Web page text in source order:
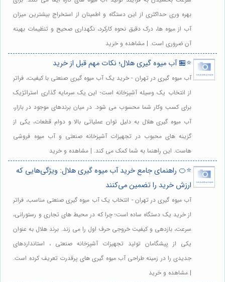
بهره وری حداکثری از این دستگاه و اطمینان از استخراج بیشترین میزان
آب از میوه ها، درک دقیق نحوه کارکرد، نگهداری صحیح و تنظیمات بهینه
آن ضروری است. | مشاهده و خرید
⭐️🏪 آب میوه گیری هلال؛ نکات مهم قبل از خرید
آب میوه گیری در تهران - خرید یک آب میوه گیری صنعتی با کیفیت، فراتر
از انتخاب یک وسیله آشپزخانه است؛ این یک سرمایه گذاری استراتژیک
برای کسب وکار شما محسوب می شود. در میان برندهای موجود در بازار،
آب میوه گیری هلال به دلیل توان عملیاتی بالا و دوام قطعات، یکی از
گزینه های محبوب در تجهیزات آشپزخانه صنعتی و آب میوه فروشی
هاست. این راهنما به شما کمک می کند. | مشاهده و خرید
⭐️🍊 راهنمای جامع خرید آب میوه گیری هلال: ویژگی‌هایی که
ارزش خرید را تضمین می‌کنند
آب میوه گیری در تهران - انتخاب یک آب میوه گیری صنعتی مناسب، فراتر
از خرید یک دستگاه ساده است؛ چرا که در محیط های تجاری و رستورانی،
سرعت، بازدهی و کیفیت خروجی حرف اول را می زند. برند هلال به عنوان
یکی از پیشگامان تولید تجهیزات آشپزخانه صنعتی ، استانداردهای
جدیدی را در زمینه طراحی آب میوه گیری های پرقدرت تعریف کرده است.
| مشاهده و خرید